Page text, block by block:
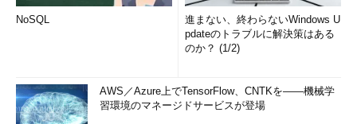
NoSQL
進まない、終わらないWindows U
pdateのトラブルに解決策はある
のか？ (1/2)
AWS／Azure上でTensorFlow、CNTKを――機械学
習環境のマネージドサービスが登場